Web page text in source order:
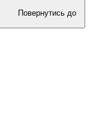
Повернутись до